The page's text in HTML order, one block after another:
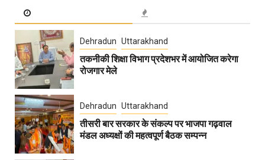
Dehradun Uttarakhand
तकनीकी शिक्षा विभाग प्रदेशभर में आयोजित करेगा
रोजगार मेले
Dehradun Uttarakhand
तीसरी बार सरकार के संकल्प पर भाजपा गढ़वाल
मंडल अध्यक्षों की महत्वपूर्ण बैठक सम्पन्न